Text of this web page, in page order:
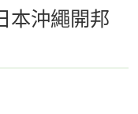
本沖繩開邦